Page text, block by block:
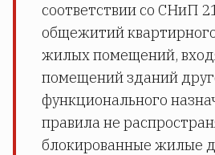
соответствии со СНиП
общежитий
жилых помещений,
помещений зданий
функционального
правила не
блокированные жилые